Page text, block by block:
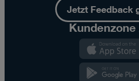
Jetzt Feedback
Kundenzone